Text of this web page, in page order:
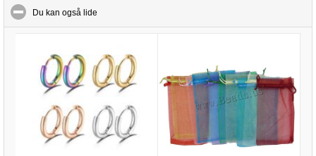
Du kan også lide